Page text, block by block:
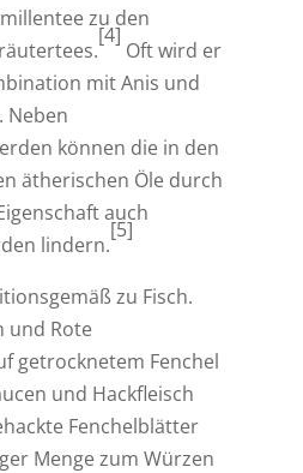
zu den
[4]
Oft wird er
mit Anis und
Neben
können die in den
ätherischen Öle durch
auch
lindern.
[5]
zu Fisch.
und Rote
getrocknetem Fenchel
und Hackfleisch
Fenchelblätter
Menge zum Würzen